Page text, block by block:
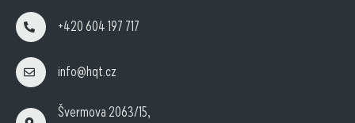
+420 604 197 717
info@hqt.cz
Švermova 2063/15,